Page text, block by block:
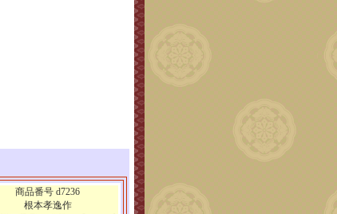
商品番号 d7236
根本孝逸作